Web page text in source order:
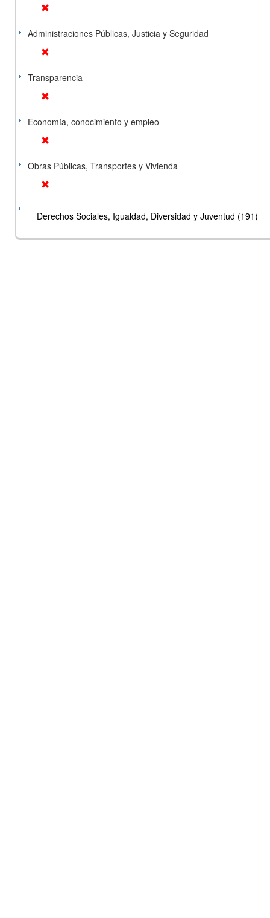
Administraciones Públicas, Justicia y Seguridad
Transparencia
Economía, conocimiento y empleo
Obras Públicas, Transportes y Vivienda
Derechos Sociales, Igualdad, Diversidad y Juventud (191)